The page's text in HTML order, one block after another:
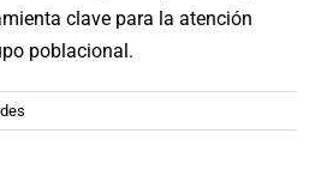
clave para la atención
poblacional.